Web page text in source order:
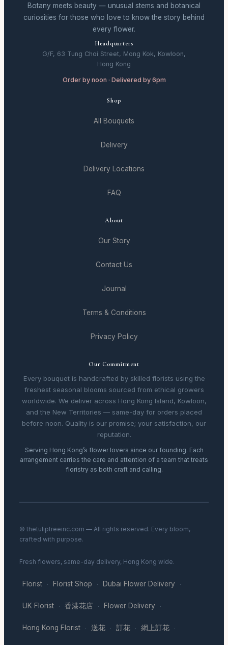
Botany meets beauty — unusual stems and botanical
curiosities for those who love to know the story behind
every flower.
Headquarters
G/F, 63 Tung Choi Street, Mong Kok, Kowloon,
Hong Kong
Order by noon · Delivered by 6pm
Shop
All Bouquets
Delivery
Delivery Locations
FAQ
About
Our Story
Contact Us
Journal
Terms & Conditions
Privacy Policy
Our Commitment
Every bouquet is handcrafted by skilled florists using the
freshest seasonal blooms sourced from ethical growers
worldwide. We deliver across Hong Kong Island, Kowloon,
and the New Territories — same-day for orders placed
before noon. Quality is our promise; your satisfaction, our
reputation.
Serving Hong Kong’s flower lovers since our founding. Each
arrangement carries the care and attention of a team that treats
floristry as both craft and calling.
© thetuliptreeinc.com — All rights reserved. Every bloom,
crafted with purpose.
Fresh flowers, same-day delivery, Hong Kong wide.
Florist · Florist Shop · Dubai Flower Delivery ·
UK Florist · 香港花店 · Flower Delivery ·
Hong Kong Florist · 送花 · 訂花 · 網上訂花 ·